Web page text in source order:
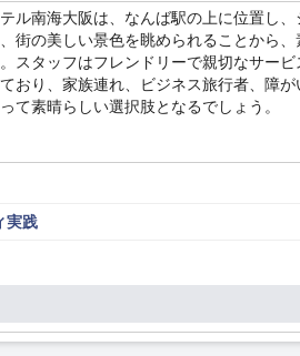
ル南海大阪は、なんば駅の上に位置し
街の美しい景色を眺められることから
スタッフはフレンドリーで親切なサー
おり、家族連れ、ビジネス旅行者、障
て素晴らしい選択肢となるでしょう。
実践